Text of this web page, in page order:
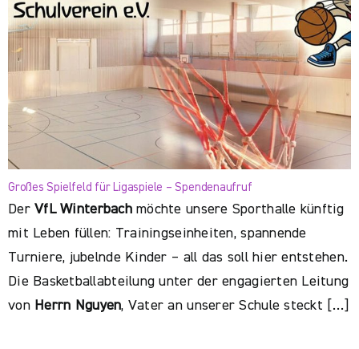
Großes Spielfeld für Ligaspiele – Spendenaufruf
DerVfL Winterbachmöchte unsere Sporthalle künftig
mit Leben füllen: Trainingseinheiten, spannende
Turniere, jubelnde Kinder – all das soll hier entstehen.
Die Basketballabteilung unter der engagierten Leitung
von Herrn Nguyen, Vater an unserer Schule steckt […]